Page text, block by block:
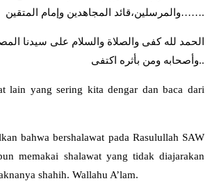
والمرسلين،قائد المجاهدين وإمام المتقين…….
الحمد لله كفى والصلاة والسلام على سيدنا
وأصحابه ومن بأثره اكتفى..
lain yang sering kita dengar dan baca dari
bahwa bershalawat pada Rasulullah SAW
memakai shalawat yang tidak diajarakan
shahih. Wallahu A’lam.